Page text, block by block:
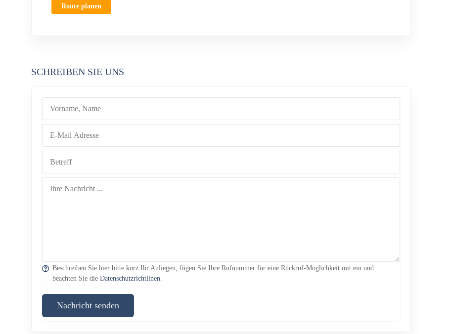
Route planen
SCHREIBEN SIE UNS
Beschreiben Sie hier bitte kurz Ihr Anliegen, fügen Sie Ihre Rufnummer für eine Rückruf-Möglichkeit mit ein und
beachten Sie dieDatenschutzrichtlinen.
Nachricht senden